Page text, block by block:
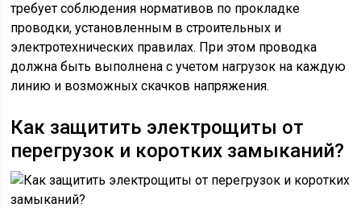
требует соблюдения нормативов по прокладке
проводки, установленным в строительных и
электротехнических правилах. При этом проводка
должна быть выполнена с учетом нагрузок на каждую
линию и возможных скачков напряжения.
Как защитить электрощиты от
перегрузок и коротких замыканий?